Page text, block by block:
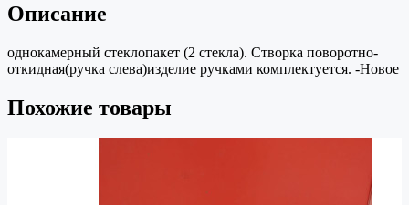
Описание
однокамерный стеклопакет (2 стекла). Створка поворотно-
откидная(ручка слева)изделие ручками комплектуется. -Новое
Похожие товары